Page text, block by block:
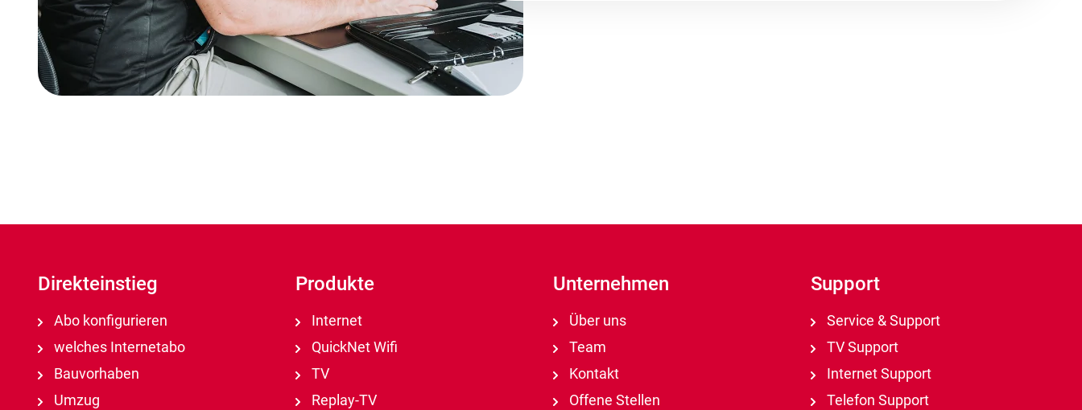
Direkteinstieg
Abo konfigurieren
welches Internetabo
Bauvorhaben
Umzug
Produkte
Internet
QuickNet Wifi
TV
Replay-TV
Unternehmen
Über uns
Team
Kontakt
Offene Stellen
Support
Service & Support
TV Support
Internet Support
Telefon Support